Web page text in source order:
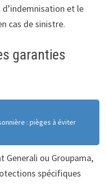
et le
cas de sinistre.
garanties
: pièges à éviter
Generali ou Groupama,
spécifiques